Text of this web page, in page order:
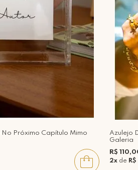
Próximo Capítulo Mimo
Azulejo
Galeria
R$
2xde